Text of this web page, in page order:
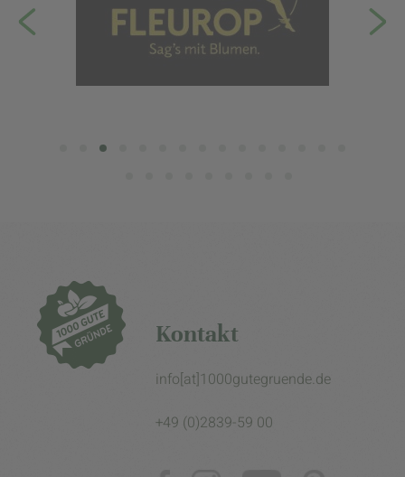
Kontakt
info[at]1000gutegruende.de
+49 (0)2839-59 00